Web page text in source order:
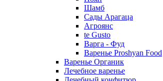
Шамб
Сады Арагаца
Агроянс
te Gusto
Варга - Фуд
Варенье Proshyan Food
Варенье Органик
Лечебное варенье